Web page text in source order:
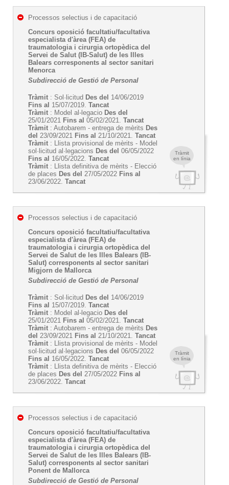
Tràmit
en línia
Processos selectius i de capacitació
Concurs oposició facultatiu/facultativa
especialista d'àrea (FEA) de
traumatologia i cirurgia ortopèdica del
Servei de Salut (IB-Salut) de les Illes
Balears corresponents al sector sanitari
Menorca
Subdirecció de Gestió de Personal
Tràmit : Sol·licitud Des del 14/06/2019
Fins al 15/07/2019. Tancat
Tràmit : Model al-legacio Des del
25/01/2021 Fins al 05/02/2021. Tancat
Tràmit : Autobarem - entrega de mèrits Des
del 23/09/2021 Fins al 21/10/2021. Tancat
Tràmit : Llista provisional de mèrits - Model
sol·licitud al·legacions Des del 06/05/2022
Fins al 16/05/2022. Tancat
Tràmit : Llista definitiva de mèrits - Elecció
de places Des del 27/05/2022 Fins al
23/06/2022. Tancat
Tràmit
en línia
Processos selectius i de capacitació
Concurs oposició facultatiu/facultativa
especialista d'àrea (FEA) de
traumatologia i cirurgia ortopèdica del
Servei de Salut de les Illes Balears (IB-
Salut) corresponents al sector sanitari
Migjorn de Mallorca
Subdirecció de Gestió de Personal
Tràmit : Sol·licitud Des del 14/06/2019
Fins al 15/07/2019. Tancat
Tràmit : Model al-legacio Des del
25/01/2021 Fins al 05/02/2021. Tancat
Tràmit : Autobarem - entrega de mèrits Des
del 23/09/2021 Fins al 21/10/2021. Tancat
Tràmit : Llista provisional de mèrits - Model
sol·licitud al·legacions Des del 06/05/2022
Fins al 16/05/2022. Tancat
Tràmit : Llista definitiva de mèrits - Elecció
de places Des del 27/05/2022 Fins al
23/06/2022. Tancat
Processos selectius i de capacitació
Concurs oposició facultatiu/facultativa
especialista d'àrea (FEA) de
traumatologia i cirurgia ortopèdica del
Servei de Salut de les Illes Balears (IB-
Salut) corresponents al sector sanitari
Ponent de Mallorca
Subdirecció de Gestió de Personal